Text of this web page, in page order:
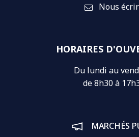
Nous
HORAIRES
Du lundi au
de 8h30 à
MARCHÉS